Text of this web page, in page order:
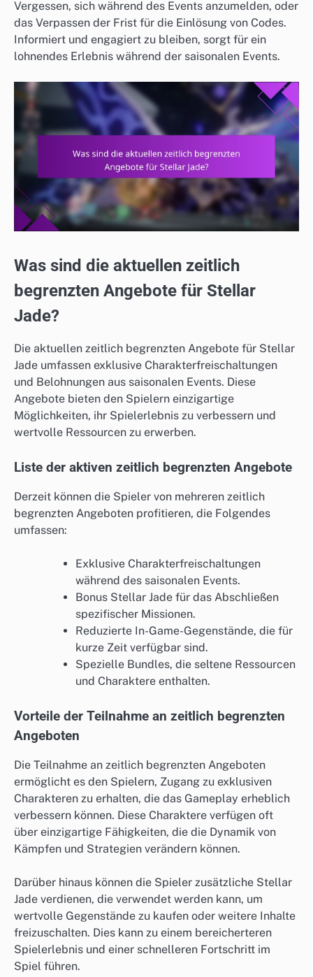
Vergessen, sich während des Events anzumelden, oder
das Verpassen der Frist für die Einlösung von Codes.
Informiert und engagiert zu bleiben, sorgt für ein
lohnendes Erlebnis während der saisonalen Events.
Was sind die aktuellen zeitlich
begrenzten Angebote für Stellar
Jade?
Die aktuellen zeitlich begrenzten Angebote für Stellar
Jade umfassen exklusive Charakterfreischaltungen
und Belohnungen aus saisonalen Events. Diese
Angebote bieten den Spielern einzigartige
Möglichkeiten, ihr Spielerlebnis zu verbessern und
wertvolle Ressourcen zu erwerben.
Liste der aktiven zeitlich begrenzten Angebote
Derzeit können die Spieler von mehreren zeitlich
begrenzten Angeboten profitieren, die Folgendes
umfassen:
Exklusive Charakterfreischaltungen
während des saisonalen Events.
Bonus Stellar Jade für das Abschließen
spezifischer Missionen.
Reduzierte In-Game-Gegenstände, die für
kurze Zeit verfügbar sind.
Spezielle Bundles, die seltene Ressourcen
und Charaktere enthalten.
Vorteile der Teilnahme an zeitlich begrenzten
Angeboten
Die Teilnahme an zeitlich begrenzten Angeboten
ermöglicht es den Spielern, Zugang zu exklusiven
Charakteren zu erhalten, die das Gameplay erheblich
verbessern können. Diese Charaktere verfügen oft
über einzigartige Fähigkeiten, die die Dynamik von
Kämpfen und Strategien verändern können.
Darüber hinaus können die Spieler zusätzliche Stellar
Jade verdienen, die verwendet werden kann, um
wertvolle Gegenstände zu kaufen oder weitere Inhalte
freizuschalten. Dies kann zu einem bereicherteren
Spielerlebnis und einer schnelleren Fortschritt im
Spiel führen.